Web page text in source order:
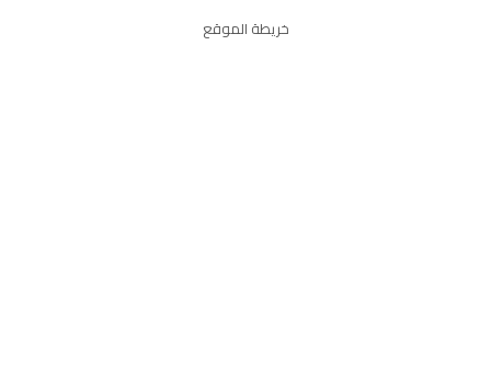
خريطة الموقع